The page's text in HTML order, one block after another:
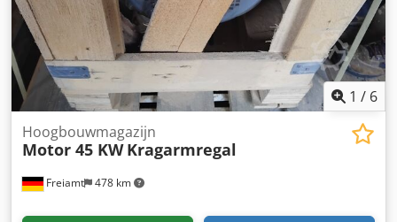
1 / 6
Freiamt 478 km
Hoogbouwmagazijn
Motor 45 KW Kragarmregal